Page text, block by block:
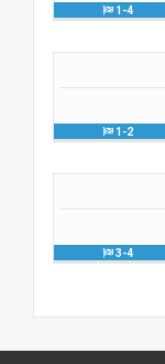
1-4
1-2
3-4